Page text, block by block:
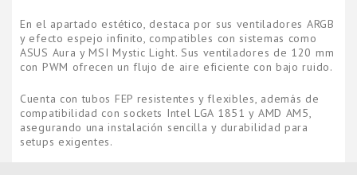
En el apartado estético, destaca por sus ventiladores ARGB
y efecto espejo infinito, compatibles con sistemas como
ASUS Aura y MSI Mystic Light. Sus ventiladores de 120 mm
con PWM ofrecen un flujo de aire eficiente con bajo ruido.
Cuenta con tubos FEP resistentes y flexibles, además de
compatibilidad con sockets Intel LGA 1851 y AMD AM5,
asegurando una instalación sencilla y durabilidad para
setups exigentes.